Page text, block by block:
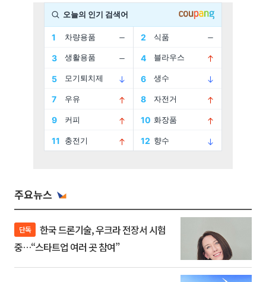
주요뉴스
단독
중…“스타트업 여러 곳 참여”